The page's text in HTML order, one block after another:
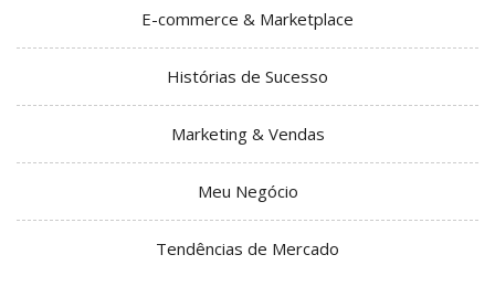
E-commerce & Marketplace
Histórias de Sucesso
Marketing & Vendas
Meu Negócio
Tendências de Mercado